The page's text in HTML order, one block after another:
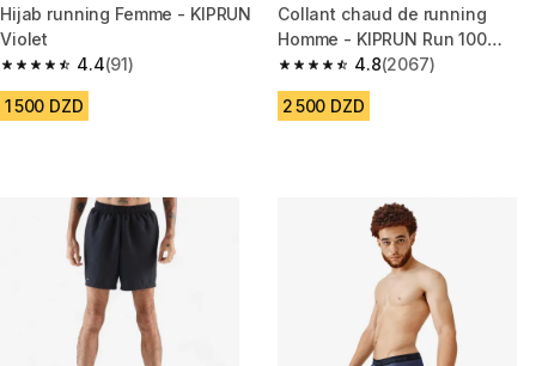
Hijab running Femme - KIPRUN
Violet
4.4
4.4 out of 5 stars from 91 reviews
(91)
1 500 DZD
Collant chaud de running
Homme - KIPRUN Run 100
Warm Noir4.8
4.8 out of 5 stars from 2067
(2067)
2 500 DZD